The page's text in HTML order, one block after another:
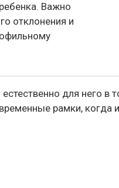
Важно
отклонения и
для него в
рамки,